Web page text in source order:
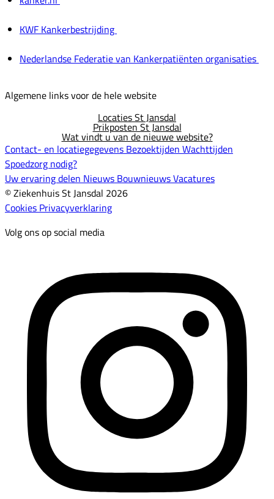
KWF Kankerbestrijding
Nederlandse Federatie van Kankerpatiënten organisaties
Algemene links voor de hele website
Locaties St Jansdal
Prikposten St Jansdal
Wat vindt u van de nieuwe website?
Contact- en locatiegegevens Bezoektijden Wachttijden
Spoedzorg nodig?
Uw ervaring delen Nieuws BouwnieuwsVacatures
© Ziekenhuis St Jansdal 2026
Cookies Privacyverklaring
Volg ons op social media